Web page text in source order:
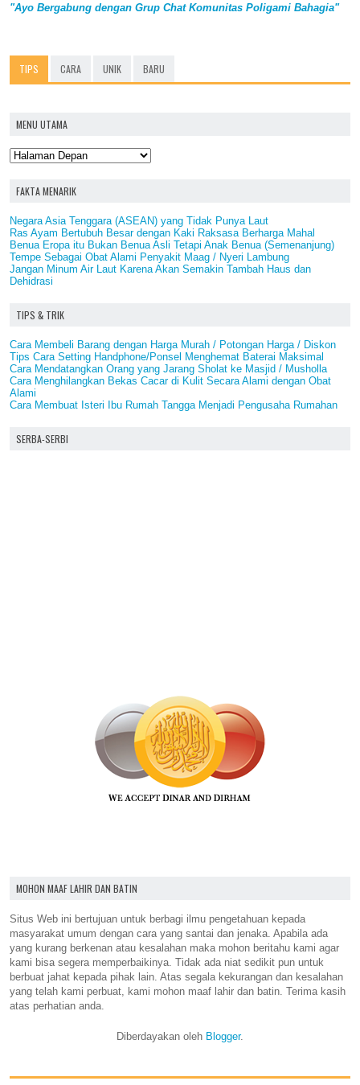
"Ayo Bergabung dengan Grup Chat Komunitas Poligami Bahagia"
TIPS CARA UNIK BARU
MENU UTAMA
FAKTA MENARIK
Negara Asia Tenggara (ASEAN) yang Tidak Punya Laut
Ras Ayam Bertubuh Besar dengan Kaki Raksasa Berharga Mahal
Benua Eropa itu Bukan Benua Asli Tetapi Anak Benua (Semenanjung)
Tempe Sebagai Obat Alami Penyakit Maag / Nyeri Lambung
Jangan Minum Air Laut Karena Akan Semakin Tambah Haus dan
Dehidrasi
TIPS & TRIK
Cara Membeli Barang dengan Harga Murah / Potongan Harga / Diskon
Tips Cara Setting Handphone/Ponsel Menghemat Baterai Maksimal
Cara Mendatangkan Orang yang Jarang Sholat ke Masjid / Musholla
Cara Menghilangkan Bekas Cacar di Kulit Secara Alami dengan Obat
Alami
Cara Membuat Isteri Ibu Rumah Tangga Menjadi Pengusaha Rumahan
SERBA-SERBI
MOHON MAAF LAHIR DAN BATIN
Situs Web ini bertujuan untuk berbagi ilmu pengetahuan kepada
masyarakat umum dengan cara yang santai dan jenaka. Apabila ada
yang kurang berkenan atau kesalahan maka mohon beritahu kami agar
kami bisa segera memperbaikinya. Tidak ada niat sedikit pun untuk
berbuat jahat kepada pihak lain. Atas segala kekurangan dan kesalahan
yang telah kami perbuat, kami mohon maaf lahir dan batin. Terima kasih
atas perhatian anda.
Diberdayakan oleh Blogger.